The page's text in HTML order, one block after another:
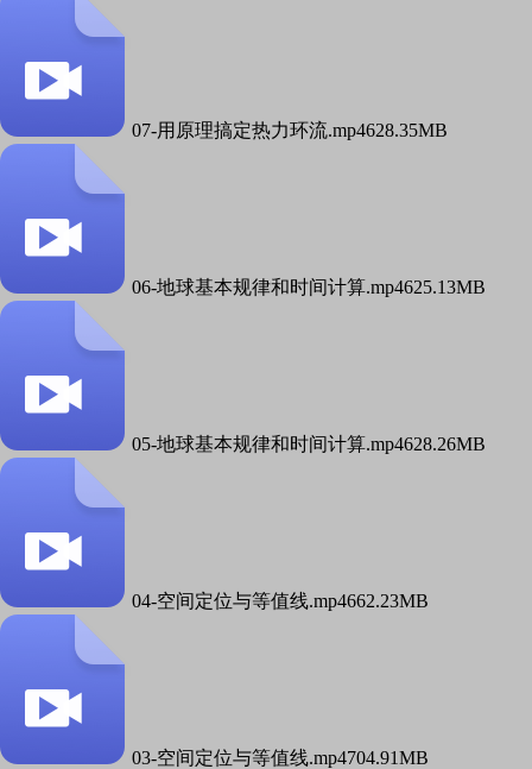
07-用原理搞定热力环流.mp4628.35MB
06-地球基本规律和时间计算.mp4625.13MB
05-地球基本规律和时间计算.mp4628.26MB
04-空间定位与等值线.mp4662.23MB
03-空间定位与等值线.mp4704.91MB